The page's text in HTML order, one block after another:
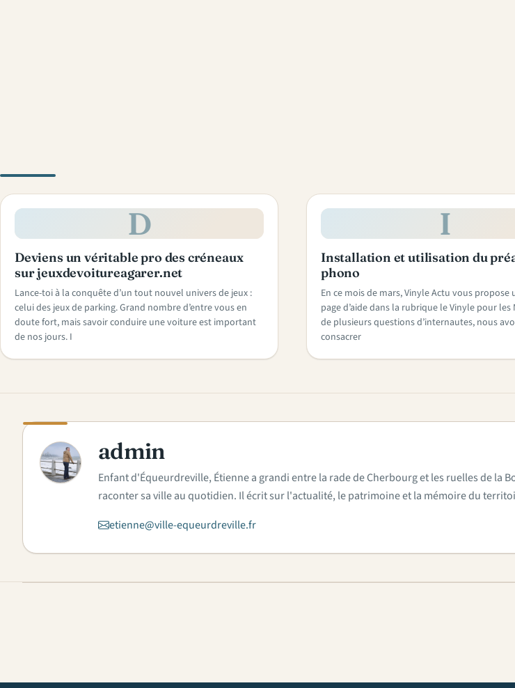
D
Deviens un véritable pro des créneaux
sur jeuxdevoitureagarer.net
Lance-toi à la conquête d’un tout nouvel univers de jeux :
celui des jeux de parking. Grand nombre d’entre vous en
doute fort, mais savoir conduire une voiture est important
de nos jours. I
I
Installation et utilisation du
phono
En ce mois de mars, Vinyle Actu vous
page d’aide dans la rubrique le Vinyle pour les
de plusieurs questions d’internautes, nous
consacrer
A admin
Enfant d'Équeurdreville, Étienne a grandi entre la rade de Cherbourg et les ruelles de la
raconter sa ville au quotidien. Il écrit sur l'actualité, le patrimoine et la mémoire du
etienne@ville-equeurdreville.fr